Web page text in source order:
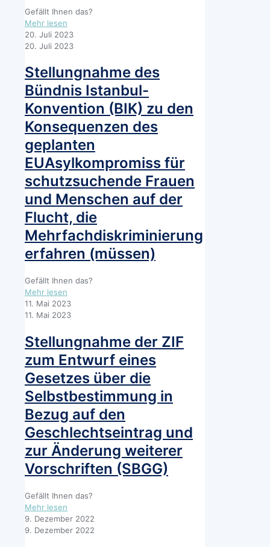
von
gewaltbetroffenen
Personen
im
Verfahren,
zur
Stärkung
des
Verfahrensbeistands
und
zur
Anpassung
sonstiger
Verfahrensvorschriften
Gefällt Ihnen das?
Mehr lesen
Stellungnahme
der
zu
den
Eckpunkten
des
BMJ
zu
einer
Reform
des
Kindschaftsrechts
20. Juli 2023
20. Juli 2023
Stellungnahme des
Bündnis Istanbul-
Konvention (BIK) zu den
Konsequenzen des
geplanten
EUAsylkompromiss für
schutzsuchende Frauen
und Menschen auf der
Flucht, die
Mehrfachdiskriminierung
erfahren (müssen)
Gefällt Ihnen das?
Mehr lesen
Stellungnahme
des
Istanbul-
Konvention
(BIK)
den
Konsequenzen
des
geplanten
EUAsylkompromiss
für
schutzsuchende
Frauen
und
auf
der
Flucht,
die
11. Mai 2023
11. Mai 2023
Stellungnahme der ZIF
zum Entwurf eines
Gesetzes über die
Selbstbestimmung in
Bezug auf den
Geschlechtseintrag und
zur Änderung weiterer
Vorschriften (SBGG)
Gefällt Ihnen das?
Mehr lesen
Stellungnahme
der
9. Dezember 2022
9. Dezember 2022